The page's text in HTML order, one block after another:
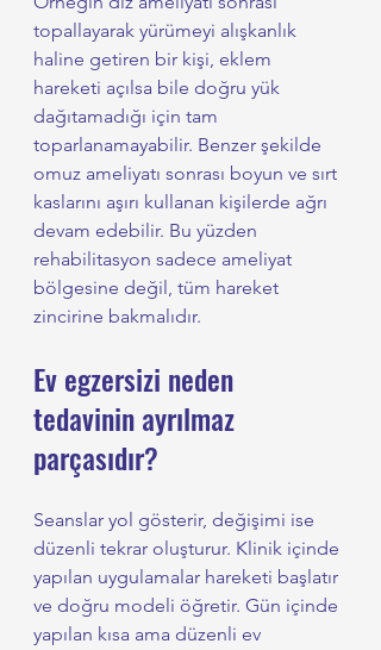
topallayarak yürümeyi alışkanlık
haline getiren bir kişi, eklem
hareketi açılsa bile doğru yük
dağıtamadığı için tam
toparlanamayabilir. Benzer şekilde
omuz ameliyatı sonrası boyun ve sırt
kaslarını aşırı kullanan kişilerde ağrı
devam edebilir. Bu yüzden
rehabilitasyon sadece ameliyat
bölgesine değil, tüm hareket
zincirine bakmalıdır.
Ev egzersizi neden
tedavinin ayrılmaz
parçasıdır?
Seanslar yol gösterir, değişimi ise
düzenli tekrar oluşturur. Klinik içinde
yapılan uygulamalar hareketi başlatır
ve doğru modeli öğretir. Gün içinde
yapılan kısa ama düzenli ev